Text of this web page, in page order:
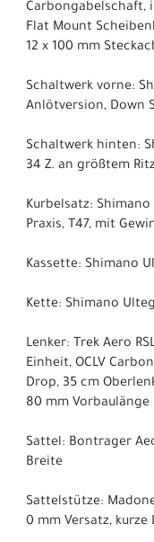
Carbongabelschaft,
Flat Mount
12 x 100 mm
Schaltwerk vorne:
Anlötversion, Down
Schaltwerk hinten:
34 Z. an größtem
Kurbelsatz:
Praxis, T47, mit
Kassette: Shimano
Kette: Shimano
Lenker: Trek Aero
Einheit, OCLV
Drop, 35 cm
80 mm Vorbaulänge
Sattel: Bontrager
Breite
Sattelstütze:
0 mm Versatz, kurze